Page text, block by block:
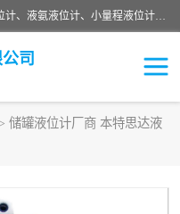
河南福瑞德仪表有限公司是生产销售电容液位计、液氨液位计、小量程液位计定制、智能锅炉水位计、液氮液位计等；并在产品开发、研制的过程中，吸取国内外仪器仪表的技术精华，建立了一支高、精、尖的科研开发队伍，使产品性能不断升级。
司
> 储罐液位计厂商 本特思达液
流量传感器